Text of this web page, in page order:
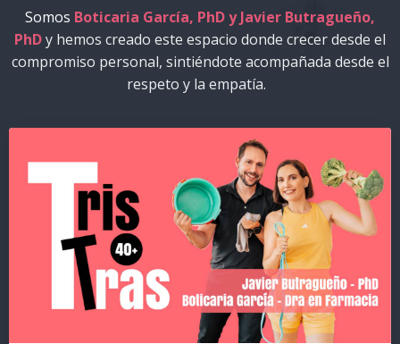
Somos Boticaria García, PhD yJavier Butragueño,
PhDy hemos creado este espacio donde crecer desde el
compromiso personal, sintiéndote acompañada desde el
respeto y la empatía.